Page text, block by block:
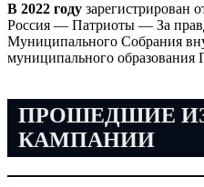
В 2022 году зарегистрирован
Россия — Патриоты — За
Муниципального Собрания
муниципального образования
ПРОШЕДШИЕ
КАМПАНИИ